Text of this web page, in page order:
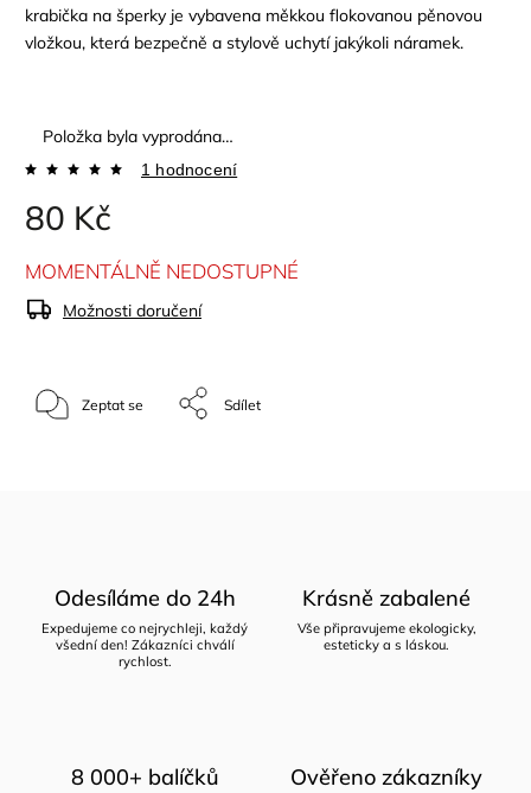
krabička na šperky je vybavena měkkou flokovanou pěnovou
vložkou, která bezpečně a stylově uchytí jakýkoli náramek.
Položka byla vyprodána…
1 hodnocení
80 Kč
MOMENTÁLNĚ NEDOSTUPNÉ
Možnosti doručení
Zeptat se Sdílet
Odesíláme do 24h
Expedujeme co nejrychleji, každý
všední den! Zákazníci chválí
rychlost.
Krásně zabalené
Vše připravujeme ekologicky,
esteticky a s láskou.
8 000+ balíčků Ověřeno zákazníky